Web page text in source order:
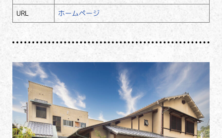
URL
ホームページ